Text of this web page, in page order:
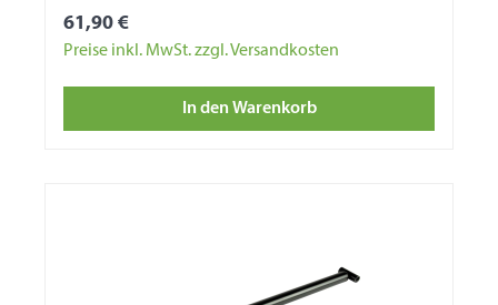
61,90 €
Preise inkl. MwSt. zzgl. Versandkosten
In den Warenkorb